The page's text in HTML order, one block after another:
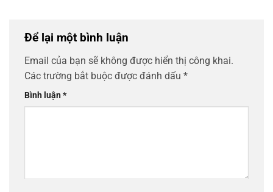
Để lại một bình luận
Email của bạn sẽ không được hiển thị công khai.
Các trường bắt buộc được đánh dấu *
Bình luận*